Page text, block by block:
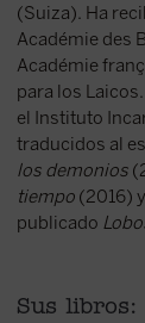
(Suiza). Ha
Académie des
Académie
para los
el Instituto
traducidos al
los demonios
tiempo(2016) y
publicado
Sus libros: